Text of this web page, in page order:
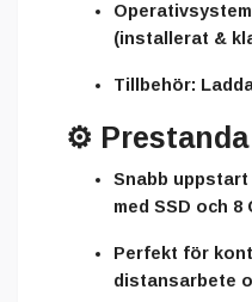
(installerat &
Tillbehör:
⚙️
Snabb
med SSD och 8
Perfekt för
distansarbete